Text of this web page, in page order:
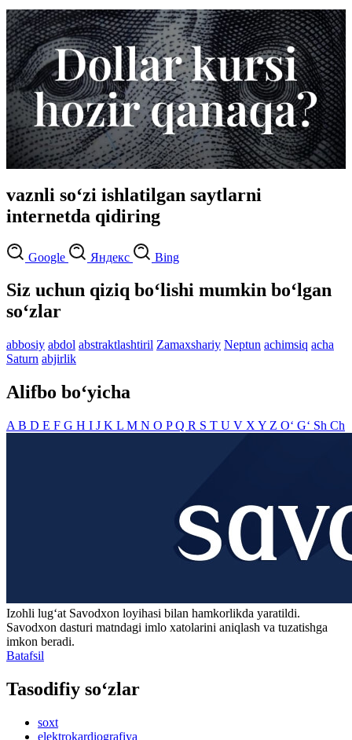
vaznli so‘zi ishlatilgan saytlarni
internetda qidiring
Google Яндекс Bing
Siz uchun qiziq bo‘lishi mumkin bo‘lgan
so‘zlar
abbosiy abdol abstraktlashtiril Zamaxshariy Neptun achimsiq acha
Saturn abjirlik
Alifbo bo‘yicha
A B D E F G H I J K L M N O PQ R S T U V X Y Z O‘ G‘ Sh Ch
Izohli lugʻat Savodxon loyihasi bilan hamkorlikda yaratildi.
Savodxon dasturi matndagi imlo xatolarini aniqlash va tuzatishga
imkon beradi.
Batafsil
Tasodifiy so‘zlar
soxt
elektrokardiografiya